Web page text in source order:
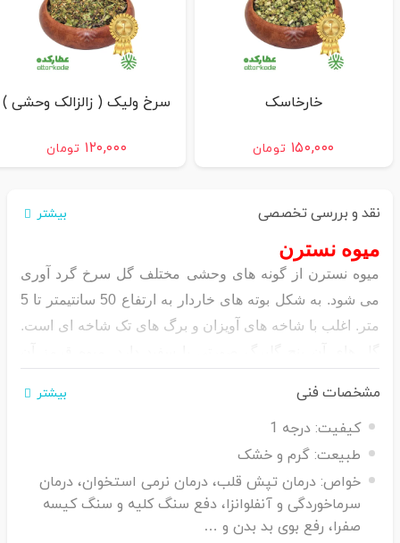
خارخاسک
۱۵۰,۰۰۰ تومان
سرخ ولیک ( زالزالک وحشی )
۱۲۰,۰۰۰ تومان
نقد و بررسی تخصصی بیشتر
میوه نسترن
میوه نسترن از گونه های وحشی مختلف گل سرخ گرد آوری
می شود. به شکل بوته های خاردار به ارتفاع 50 سانتیمتر تا 5
متر. اغلب با شاخه های آویزان و برگ های تک شاخه ای است.
براق و انتهای آن لکه های نارنجی مایل به قرمز دارد.
جدار گوشت دار میوه این گیاه حاوی مقادیر زیادی ویتامین ث،
اسید سیتریک، اسیدمالیک، سی درصد قند و موسیلاژ است که
برای از بین بردن سستی بدن و افزایش مقاومت بدن (به
خصوص در مقابل آنفولانزا) مصرف می شود. احتمالا یک داروی
مدر است ولی این موضوع هنوز تایید نشده است.
مشخصات فنی بیشتر
کیفیت: درجه 1
طبیعت: گرم و خشک
خواص: درمان تپش قلب، درمان نرمی استخوان، درمان
سرماخوردگی و آنفلوانزا، دفع سنگ کلیه و سنگ کیسه
صفرا، رفع بوی بد بدن و …